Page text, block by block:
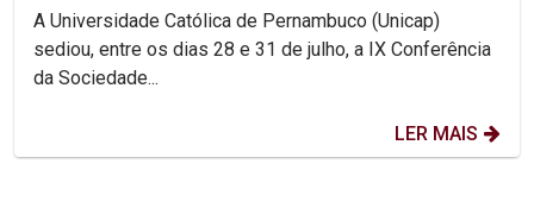
A Universidade Católica de Pernambuco (Unicap)
sediou, entre os dias 28 e 31 de julho, a IX Conferência
da Sociedade...
LER MAIS